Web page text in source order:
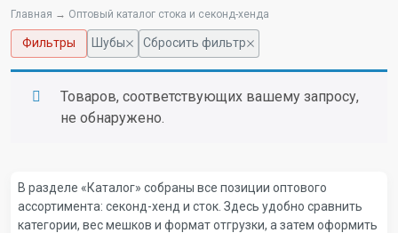
Главная → Оптовый каталог стока и секонд-хенда
Фильтры Шубы Сбросить фильтр
Товаров, соответствующих вашему запросу,
не обнаружено.
В разделе «Каталог» собраны все позиции оптового
ассортимента: секонд-хенд и сток. Здесь удобно сравнить
категории, вес мешков и формат отгрузки, а затем оформить